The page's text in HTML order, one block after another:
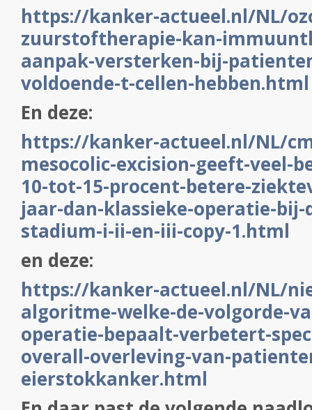
https://kanker-actueel.nl/NL/
zuurstoftherapie-kan-
aanpak-versterken-bij-
voldoende-t-cellen-
En deze:
https://kanker-actueel.nl/NL/
mesocolic-excision-geeft-veel-
10-tot-15-procent-betere-
jaar-dan-klassieke-operatie-
stadium-i-ii-en-iii-copy-1.html
en deze:
https://kanker-actueel.nl/NL/
algoritme-welke-de-volgorde-
operatie-bepaalt-verbetert-
overall-overleving-van-
eierstokkanker.html